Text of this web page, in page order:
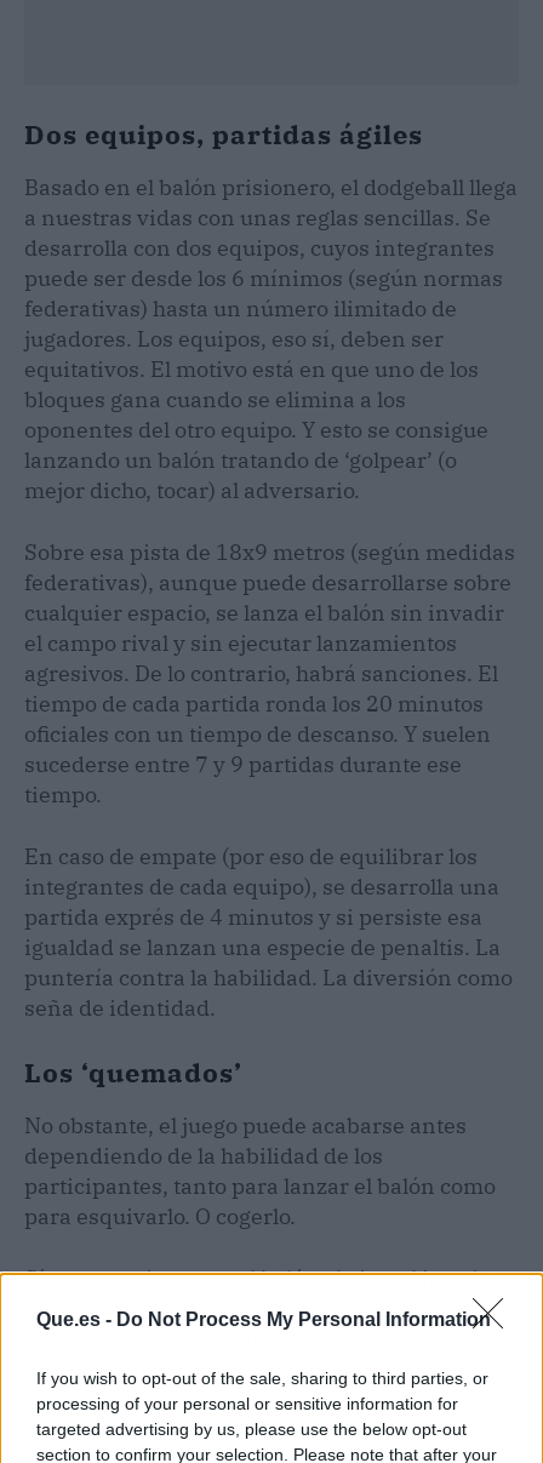
Que.es - Do Not Process My Personal Information
If you wish to opt-out of the sale, sharing to third parties, or
processing of your personal or sensitive information for
targeted advertising by us, please use the below opt-out
section to confirm your selection. Please note that after your
Dos equipos, partidas ágiles
Basado en el balón prisionero, el dodgeball llega
a nuestras vidas con unas reglas sencillas. Se
desarrolla con dos equipos, cuyos integrantes
puede ser desde los 6 mínimos (según normas
federativas) hasta un número ilimitado de
jugadores. Los equipos, eso sí, deben ser
equitativos. El motivo está en que uno de los
bloques gana cuando se elimina a los
oponentes del otro equipo. Y esto se consigue
lanzando un balón tratando de ‘golpear’ (o
mejor dicho, tocar) al adversario.
Sobre esa pista de 18x9 metros (según medidas
federativas), aunque puede desarrollarse sobre
cualquier espacio, se lanza el balón sin invadir
el campo rival y sin ejecutar lanzamientos
agresivos. De lo contrario, habrá sanciones. El
tiempo de cada partida ronda los 20 minutos
oficiales con un tiempo de descanso. Y suelen
sucederse entre 7 y 9 partidas durante ese
tiempo.
En caso de empate (por eso de equilibrar los
integrantes de cada equipo), se desarrolla una
partida exprés de 4 minutos y si persiste esa
igualdad se lanzan una especie de penaltis. La
puntería contra la habilidad. La diversión como
seña de identidad.
Los ‘quemados’
No obstante, el juego puede acabarse antes
dependiendo de la habilidad de los
participantes, tanto para lanzar el balón como
para esquivarlo. O cogerlo.
Sí, porque si se coge el balón al aire, el jugador
que lo consiga dispondrá de una especie de
vida extra para su equipo. Es decir, recuperará a
uno de los participantes eliminados. Lo que se
conoce como ‘quemados’ en el argot del
dodgeball.